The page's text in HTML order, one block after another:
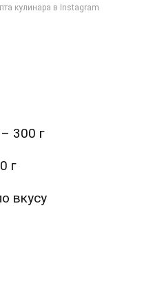
300 г
г
вкусу